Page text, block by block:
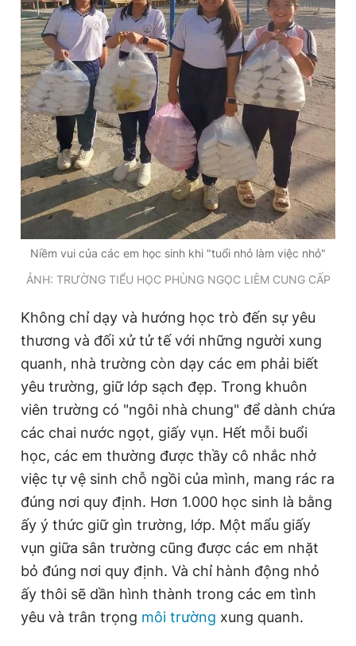
Niềm vui của các em học sinh khi "tuổi nhỏ làm việc nhỏ"
ẢNH: TRƯỜNG TIỂU HỌC PHÙNG NGỌC LIÊM CUNG CẤP
Không chỉ dạy và hướng học trò đến sự yêu
thương và đối xử tử tế với những người xung
quanh, nhà trường còn dạy các em phải biết
yêu trường, giữ lớp sạch đẹp. Trong khuôn
viên trường có "ngôi nhà chung" để dành chứa
các chai nước ngọt, giấy vụn. Hết mỗi buổi
học, các em thường được thầy cô nhắc nhở
việc tự vệ sinh chỗ ngồi của mình, mang rác ra
đúng nơi quy định. Hơn 1.000 học sinh là bằng
ấy ý thức giữ gìn trường, lớp. Một mẩu giấy
vụn giữa sân trường cũng được các em nhặt
bỏ đúng nơi quy định. Và chỉ hành động nhỏ
ấy thôi sẽ dần hình thành trong các em tình
yêu và trân trọng môi trường xung quanh.